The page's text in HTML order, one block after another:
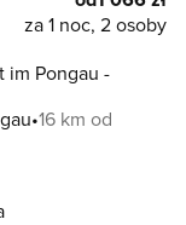
za 1 noc, 2 osoby
im Pongau -
16 km od